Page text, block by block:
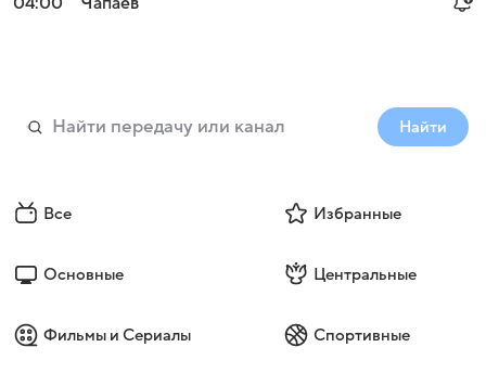
Найти
Все Избранные
Основные Центральные
Фильмы и Сериалы Спортивные